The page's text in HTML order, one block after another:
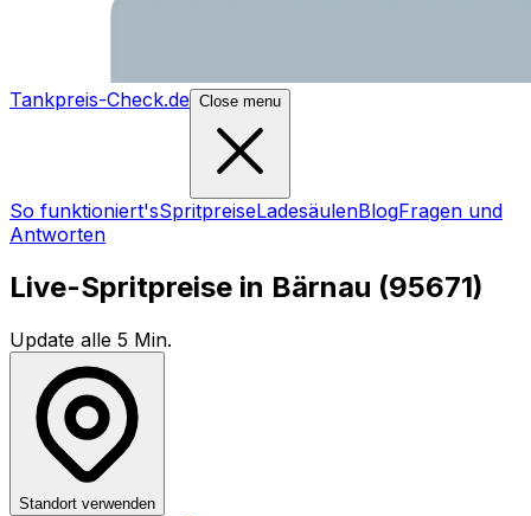
Tankpreis-Check.de Close menu
So funktioniert'sSpritpreiseLadesäulenBlogFragen und
Antworten
Live-Spritpreise in Bärnau (95671)
Update alle 5 Min.
Standort verwenden